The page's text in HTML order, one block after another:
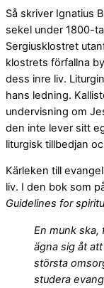
Så skriver Ignatius
sekel under 1800-
Sergiusklostret
klostrets förfallna
dess inre liv.
hans ledning.
undervisning om
den inte lever sitt
liturgisk tillbedjan
Kärleken till
liv. I den bok som
Guidelines for
En munk ska,
ägna sig åt
största
studera